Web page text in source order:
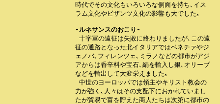
時代でその文化もいろいろな側面を持ち､イス
ラム文化やビザンツ文化の影響も大でした｡
-ルネサンスのおこり-
十字軍の遠征は失敗に終わりましたが､この遠
征の通路となった北イタリアではベネチァやジ
ェノバ､フィレンツェ､ミラノなどの都市がアジ
アからは香辛料や宝石､絹を輸入し銀､オリーブ
などを輸出して大変栄えました｡
中世のヨーロッパでは領主やキリスト教会の
力が強く､人々はその支配下におかれていまし
たが貿易で富を貯えた商人たちは次第に都市の